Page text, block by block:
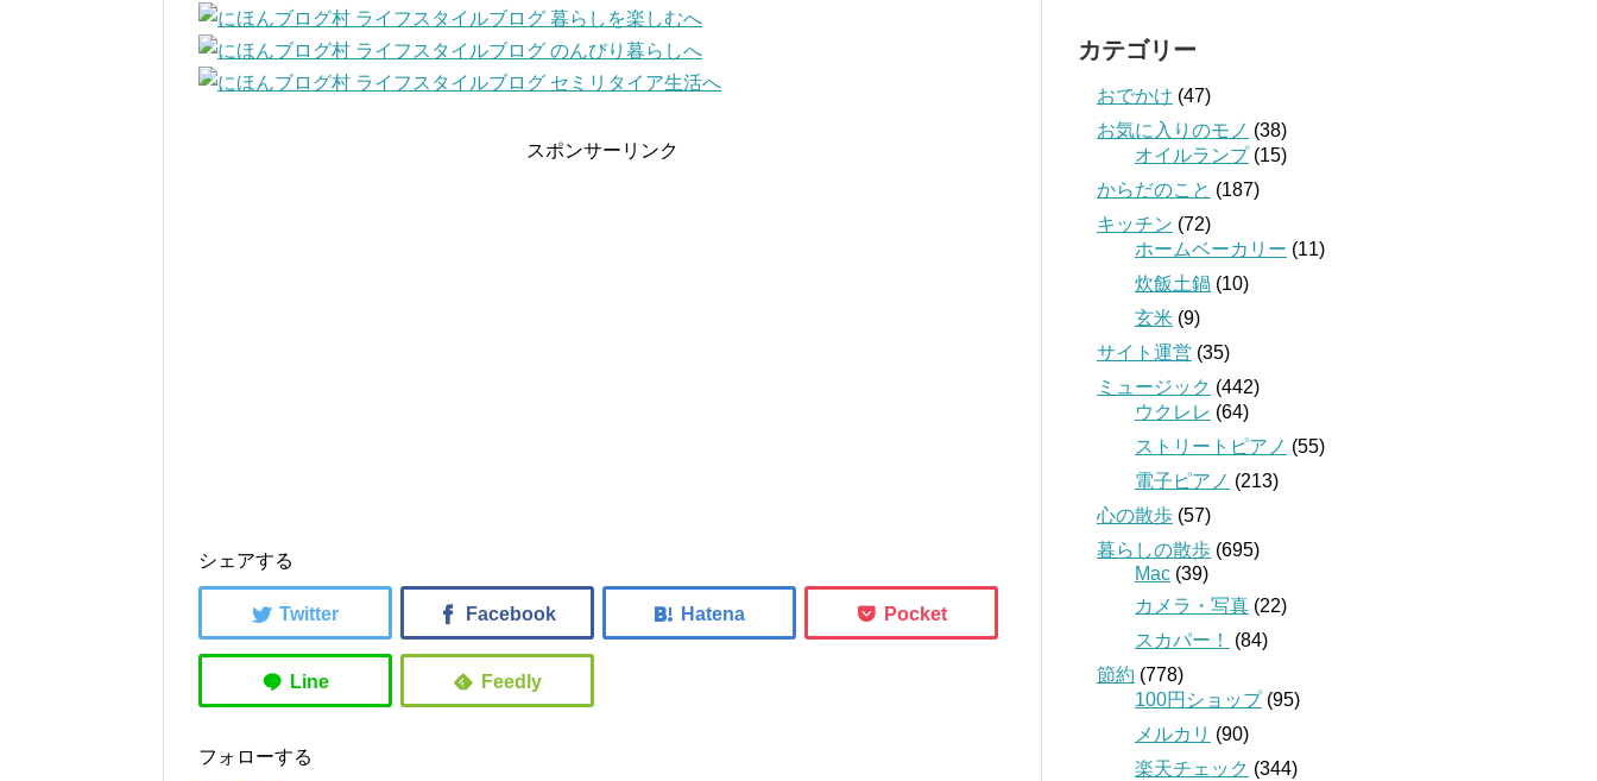
スポンサーリンク
シェアする
フォローする
カテゴリー
おでかけ (47)
お気に入りのモノ (38)
オイルランプ(15)
からだのこと (187)
キッチン (72)
ホームベーカリー (11)
炊飯土鍋 (10)
玄米 (9)
サイト運営 (35)
ミュージック (442)
ウクレレ (64)
ストリートピアノ (55)
電子ピアノ (213)
心の散歩 (57)
暮らしの散歩 (695)
Mac (39)
カメラ・写真 (22)
スカパー！
(84)
節約 (778)
100円ショップ(95)
メルカリ (90)
楽天チェック (344)